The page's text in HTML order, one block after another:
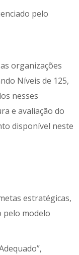
pelo
organizações
Níveis de 125,
nesses
e avaliação do
disponível neste
estratégicas,
pelo modelo